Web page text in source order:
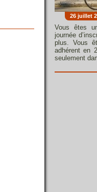
26 juillet
Vous êtes
journée
plus. Vous
adhérent en
seulement